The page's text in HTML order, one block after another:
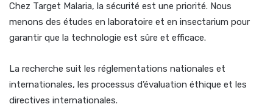
Chez Target Malaria, la sécurité est une priorité. Nous
menons des études en laboratoire et en insectarium pour
garantir que la technologie est sûre et efficace.
La recherche suit les réglementations nationales et
internationales, les processus d’évaluation éthique et les
directives internationales.